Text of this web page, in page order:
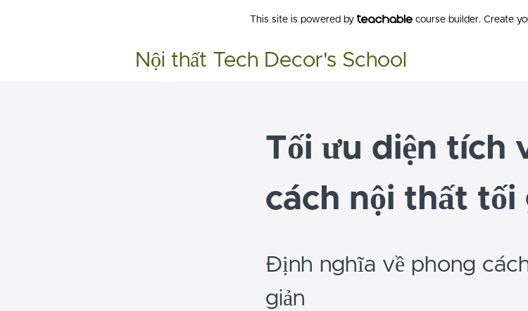
This site is powered by course builder. Create
Nội thất Tech Decor's School
Tối ưu diện tích
cách nội thất tối
Định nghĩa về phong
giản